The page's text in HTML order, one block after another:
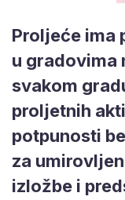
Proljeće ima
u gradovima
svakom
proljetnih
potpunosti
za
izložbe i